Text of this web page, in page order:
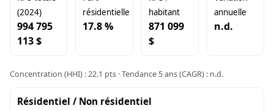
(2024)
994 795
113 $
résidentielle
17.8 %
habitant
871 099
$
annuelle
n.d.
Concentration (HHI) : 22.1 pts · Tendance 5 ans (CAGR) : n.d.
Résidentiel / Non résidentiel